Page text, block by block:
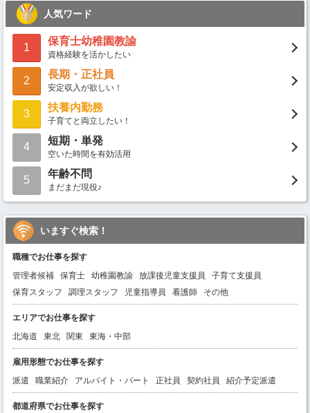
人気ワード
1
保育士幼稚園教諭
資格経験を活かしたい
2
長期・正社員
安定収入が欲しい！
3
扶養内勤務
子育てと両立したい！
4
短期・単発
空いた時間を有効活用
5
年齢不問
まだまだ現役♪
いますぐ検索！
職種でお仕事を探す
管理者候補
保育士 幼稚園教諭 放課後児童支援員
子育て支援員
保育スタッフ
調理スタッフ 児童指導員 看護師 その他
エリアでお仕事を探す
北海道
東北 関東 東海・中部
雇用形態でお仕事を探す
派遣
職業紹介 アルバイト・パート 正社員 契約社員 紹介予定派遣
都道府県でお仕事を探す